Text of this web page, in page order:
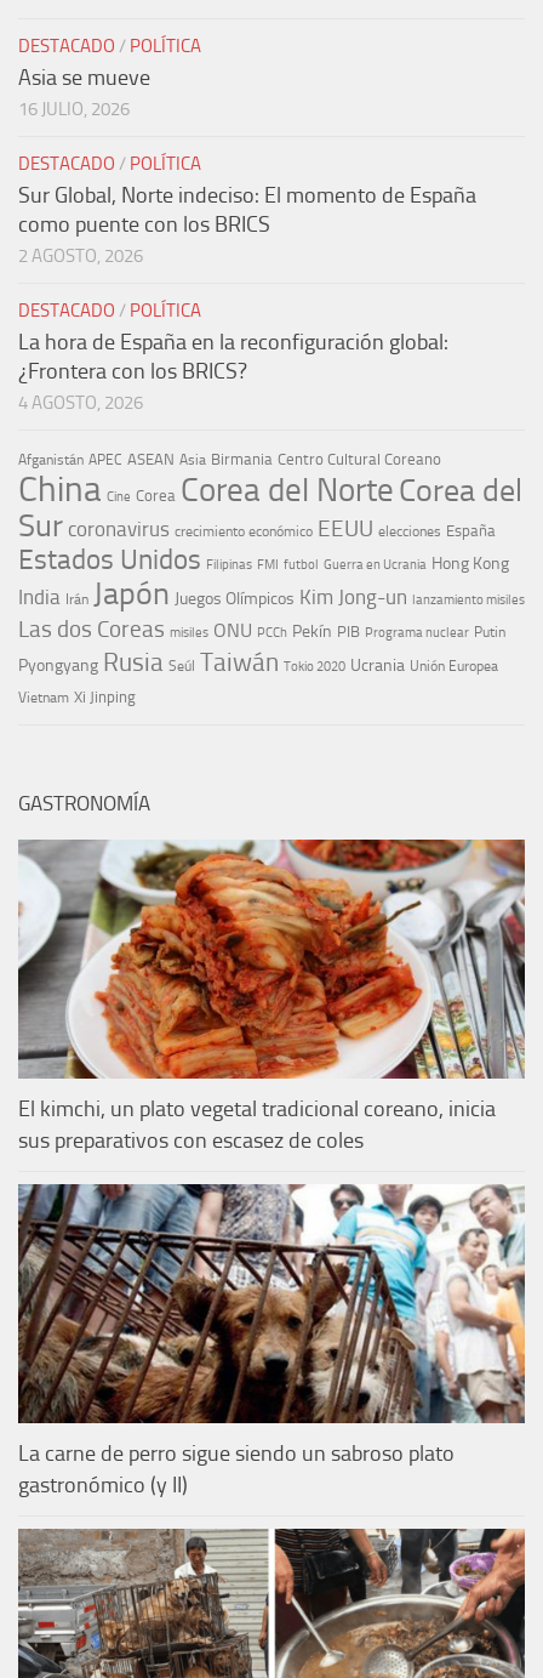
DESTACADO / POLÍTICA
Asia se mueve
16 JULIO, 2026
DESTACADO / POLÍTICA
Sur Global, Norte indeciso: El momento de España
como puente con los BRICS
2 AGOSTO, 2026
DESTACADO / POLÍTICA
La hora de España en la reconfiguración global:
¿Frontera con los BRICS?
4 AGOSTO, 2026
Afganistán APEC ASEAN Asia Birmania Centro Cultural Coreano
China Cine Corea Corea del NorteCorea del
Sur coronavirus crecimiento económico EEUU elecciones España
Estados Unidos Filipinas FMI futbol Guerra en Ucrania Hong Kong
India Irán Japón Juegos Olímpicos Kim Jong-un lanzamiento misiles
Las dos Coreas misiles ONU PCCh Pekín PIB Programa nuclear Putin
Pyongyang Rusia Seúl Taiwán Tokio 2020 Ucrania Unión Europea
Vietnam Xi Jinping
GASTRONOMÍA
El kimchi, un plato vegetal tradicional coreano, inicia
sus preparativos con escasez de coles
La carne de perro sigue siendo un sabroso plato
gastronómico (y II)